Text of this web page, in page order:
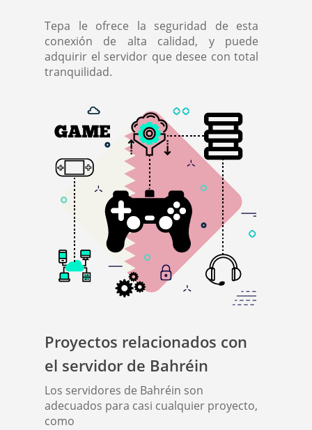
Tepa le ofrece la seguridad de esta
conexión de alta calidad, y puede
adquirir el servidor que desee con total
tranquilidad.
Proyectos relacionados con
el servidor de Bahréin
Los servidores de Bahréin son
adecuados para casi cualquier proyecto,
como